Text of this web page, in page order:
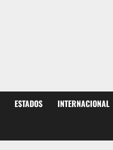
ESTADOS INTERNACIONAL